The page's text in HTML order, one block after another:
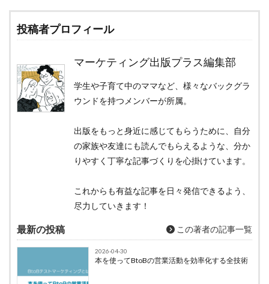
投稿者プロフィール
マーケティング出版プラス編集部
学生や子育て中のママなど、様々なバックグラ
ウンドを持つメンバーが所属。
出版をもっと身近に感じてもらうために、自分
の家族や友達にも読んでもらえるような、分か
りやすく丁寧な記事づくりを心掛けています。
これからも有益な記事を日々発信できるよう、
尽力していきます！
最新の投稿 この著者の記事一覧
2026-04-30
本を使ってBtoBの営業活動を効率化する全技術